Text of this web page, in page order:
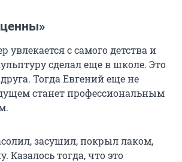
увлекается с самого детства и
сделал еще в школе. Это
Тогда Евгений еще не
станет профессиональным
засушил, покрыл лаком,
Казалось тогда, что это